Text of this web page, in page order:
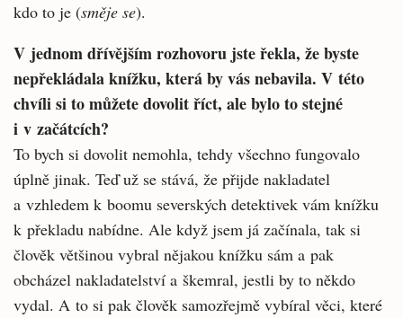
kdo to je (směje se).
V jednom dřívějším rozhovoru jste řekla, že byste
nepřekládala knížku, která by vás nebavila. V této
chvíli si to můžete dovolit říct, ale bylo to stejné
i v začátcích?
To bych si dovolit nemohla, tehdy všechno fungovalo
úplně jinak. Teď už se stává, že přijde nakladatel
a vzhledem k boomu severských detektivek vám knížku
k překladu nabídne. Ale když jsem já začínala, tak si
člověk většinou vybral nějakou knížku sám a pak
obcházel nakladatelství a škemral, jestli by to někdo
vydal. A to si pak člověk samozřejmě vybíral věci, které